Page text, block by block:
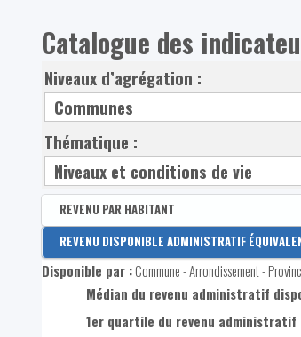
Catalogue des
Niveaux d’agrégation :
Thématique :
REVENU PAR HABITANT
Disponible par :Arrondissement - Province
Revenu disponible par habitant
Revenus primaires par habitant
REVENU DISPONIBLE ADMINISTRATIF
Disponible par :Commune - Arrondissement -
Médian du revenu administratif
1er quartile du revenu administratif